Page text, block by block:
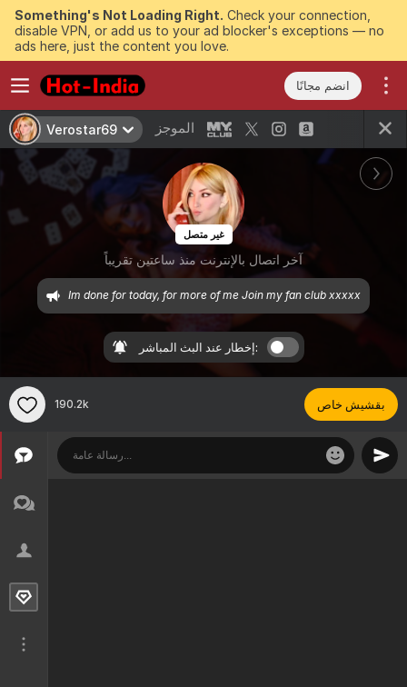
Something's Not Loading Right. Check your connection,
disable VPN, or add us to your ad blocker's exceptions — no
ads here, just the content you love.
انضم مجانًا
Verostar69 الموجز
غير متصل
آخر اتصال بالإنترنت منذ ساعتين تقريباً
Im done for today, for more of me Join my fan club xxxxx
إخطار عند البث المباشر:
190.2k بقشيش خاص